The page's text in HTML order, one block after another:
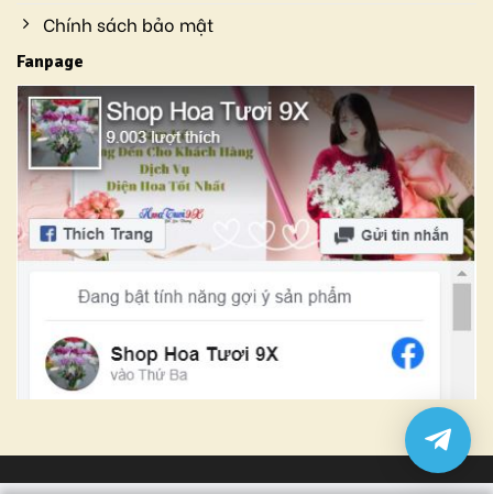
Chính sách bảo mật
Fanpage